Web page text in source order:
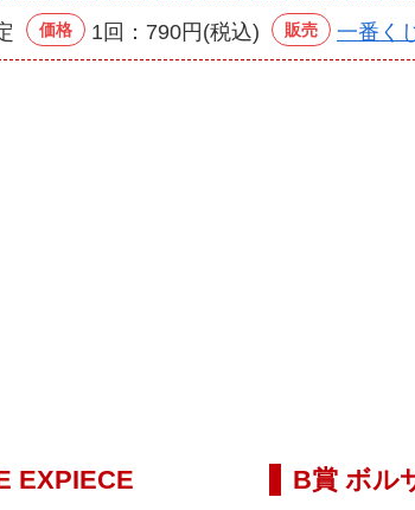
価格 1回：790円(税込) 販売 一番く
EXPIECE B賞 ボル